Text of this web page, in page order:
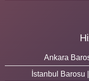
Ankara
İstanbul Barosu